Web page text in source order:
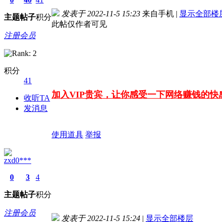
主题帖子积分
注册会员
积分
41
收听TA
发消息
发表于 2022-11-5 15:23 来自手机 | 显示全部楼
此帖仅作者可见
加入VIP贵宾，让你感受一下网络赚钱的快
使用道具 举报
zxd0***
0
主题
3
帖子
4
积分
注册会员
发表于 2022-11-5 15:24 | 显示全部楼层